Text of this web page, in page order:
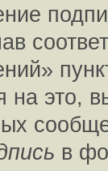
на это,
в